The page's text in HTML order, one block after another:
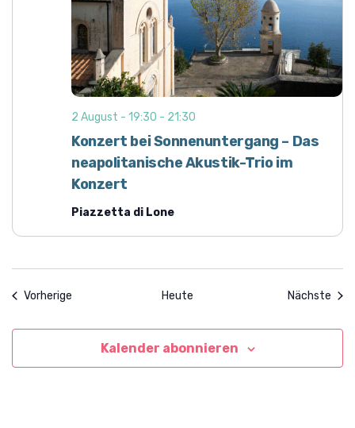
Konzert bei Sonnenuntergang – Das
neapolitanische Akustik-Trio im
Konzert
2 August - 19:30 - 21:30
Piazzetta di Lone
Vorherige Heute Nächste
Kalender abonnieren